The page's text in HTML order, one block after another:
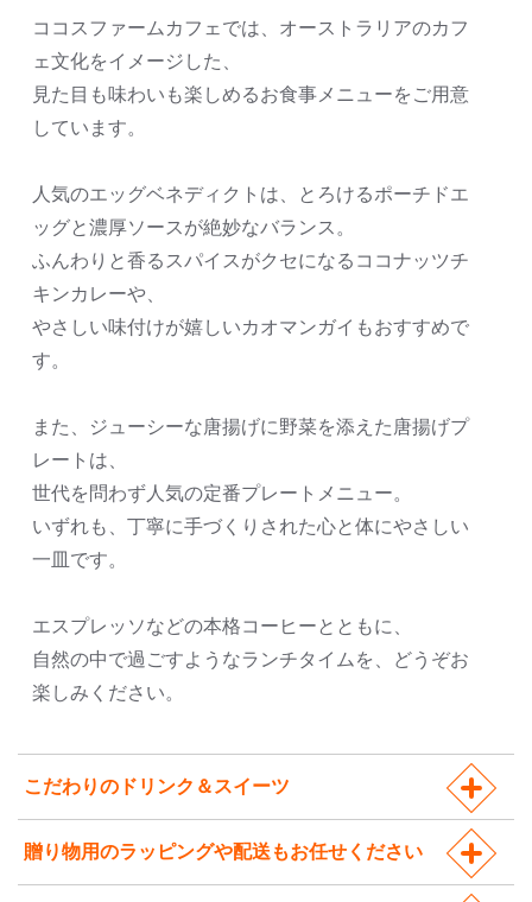
ココスファームカフェでは、オーストラリアのカフ
ェ文化をイメージした、
見た目も味わいも楽しめるお食事メニューをご用意
しています。
人気のエッグベネディクトは、とろけるポーチドエ
ッグと濃厚ソースが絶妙なバランス。
ふんわりと香るスパイスがクセになるココナッツチ
キンカレーや、
やさしい味付けが嬉しいカオマンガイもおすすめで
す。
また、ジューシーな唐揚げに野菜を添えた唐揚げプ
レートは、
世代を問わず人気の定番プレートメニュー。
いずれも、丁寧に手づくりされた心と体にやさしい
一皿です。
エスプレッソなどの本格コーヒーとともに、
自然の中で過ごすようなランチタイムを、どうぞお
楽しみください。
こだわりのドリンク＆スイーツ
贈り物用のラッピングや配送もお任せください